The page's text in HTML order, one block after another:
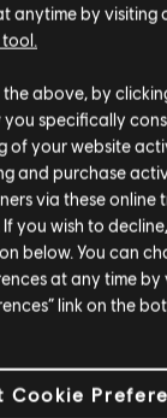
ー
トリードギター
ー
トリズムギター
ート
ター
アーティス
Romantic
目を表
Mend A
anytime by visiting
above, by
specifically
of your website
and purchase
via these online
you wish to
below. You can
at any time by
link on the
Cookie